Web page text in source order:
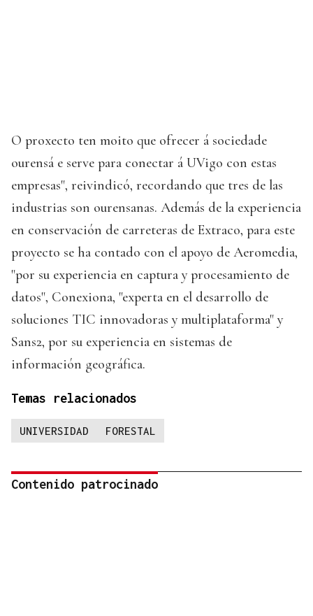
O proxecto ten moito que ofrecer á sociedade
ourensá e serve para conectar á UVigo con estas
empresas", reivindicó, recordando que tres de las
industrias son ourensanas. Además de la experiencia
en conservación de carreteras de Extraco, para este
proyecto se ha contado con el apoyo de Aeromedia,
"por su experiencia en captura y procesamiento de
datos", Conexiona, "experta en el desarrollo de
soluciones TIC innovadoras y multiplataforma" y
Sans2, por su experiencia en sistemas de
información geográfica.
Temas relacionados
UNIVERSIDAD FORESTAL
Contenido patrocinado